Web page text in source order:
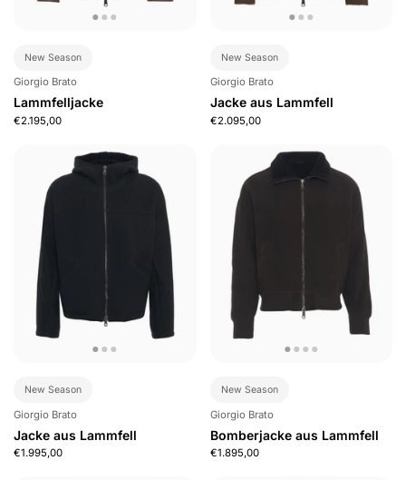
New Season
Giorgio Brato
Lammfelljacke
€2.195,00
New Season
Giorgio Brato
Jacke aus Lammfell
€2.095,00
New Season
Giorgio Brato
Jacke aus Lammfell
€1.995,00
New Season
Giorgio Brato
Bomberjacke aus Lammfell
€1.895,00